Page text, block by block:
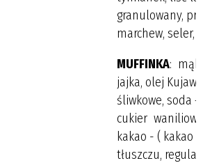
granulowany,
marchew, seler,
MUFFINKA:
jajka, olej
śliwkowe, soda
cukier
kakao - ( kakao
tłuszczu,